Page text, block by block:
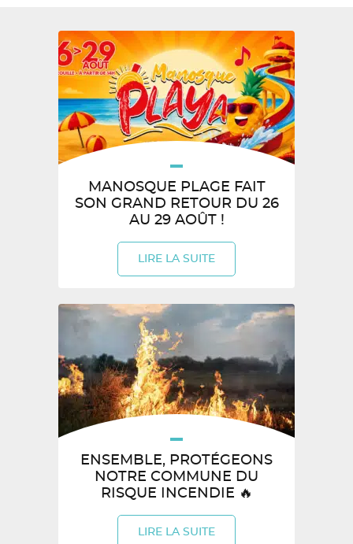
MANOSQUE PLAGE FAIT
SON GRAND RETOUR DU 26
AU 29 AOÛT !
LIRE LA SUITE
ENSEMBLE, PROTÉGEONS
NOTRE COMMUNE DU
RISQUE INCENDIE 🔥
LIRE LA SUITE